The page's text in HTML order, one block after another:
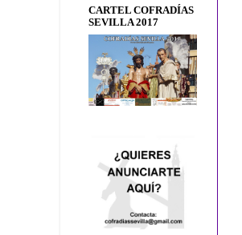
CARTEL COFRADÍAS
SEVILLA 2017